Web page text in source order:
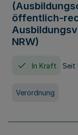
öffentlich-
NRW)
In Kraft Seit
Verordnung